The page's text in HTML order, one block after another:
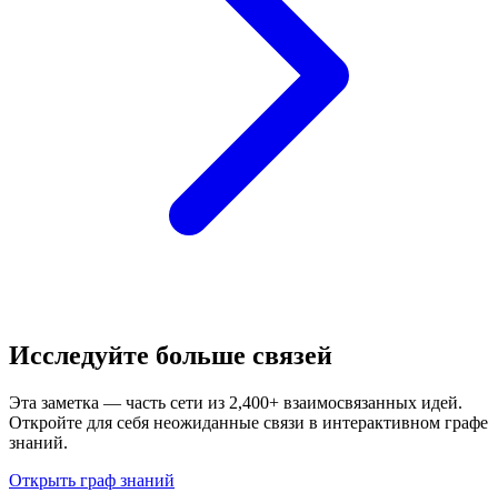
Исследуйте больше связей
Эта заметка — часть сети из 2,400+ взаимосвязанных идей.
Откройте для себя неожиданные связи в интерактивном графе
знаний.
Открыть граф знаний